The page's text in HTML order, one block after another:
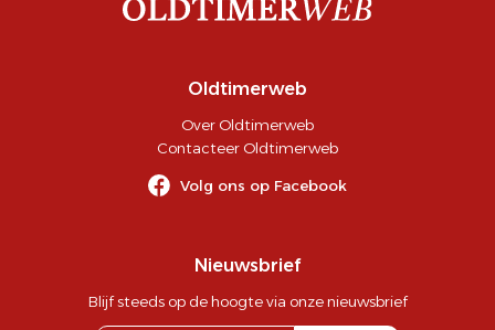
Oldtimerweb
Over Oldtimerweb
Contacteer Oldtimerweb
Volg ons op Facebook
Nieuwsbrief
Blijf steeds op de hoogte via onze nieuwsbrief